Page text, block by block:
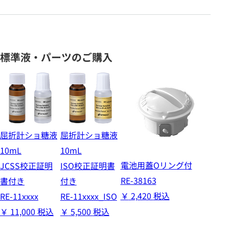
標準液・パーツのご購入
屈折計ショ糖液
10mL
JCSS校正証明
書付き
RE-11xxxx
￥ 11,000 税込
屈折計ショ糖液
10mL
ISO校正証明書
付き
RE-11xxxx_ISO
￥ 5,500 税込
電池用蓋Oリング付
RE-38163
￥ 2,420 税込